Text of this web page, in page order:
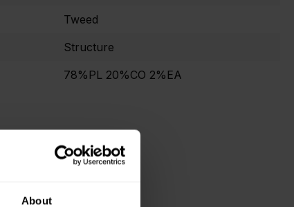
About
Tweed
Structure
78%PL 20%CO 2%EA